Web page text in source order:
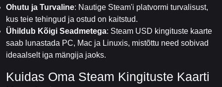
Ohutu ja Turvaline: Nautige Steam'i platvormi turvalisust,
kus teie tehingud ja ostud on kaitstud.
Ühildub Kõigi Seadmetega: Steam USD kingituste kaarte
saab lunastada PC, Mac ja Linuxis, mistõttu need sobivad
ideaalselt iga mängija jaoks.
Kuidas Oma Steam Kingituste Kaarti